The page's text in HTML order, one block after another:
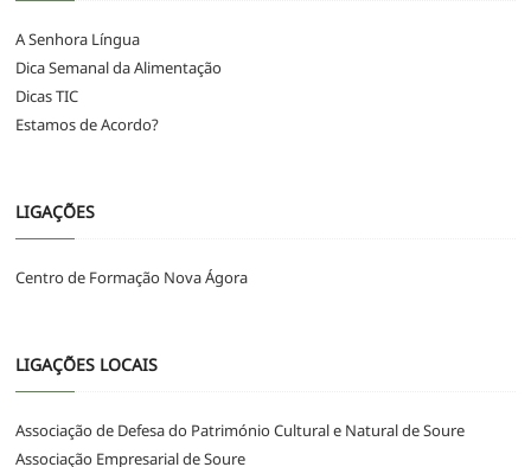
A Senhora Língua
Dica Semanal da Alimentação
Dicas TIC
Estamos de Acordo?
LIGAÇÕES
Centro de Formação Nova Ágora
LIGAÇÕES LOCAIS
Associação de Defesa do Património Cultural e Natural de Soure
Associação Empresarial de Soure